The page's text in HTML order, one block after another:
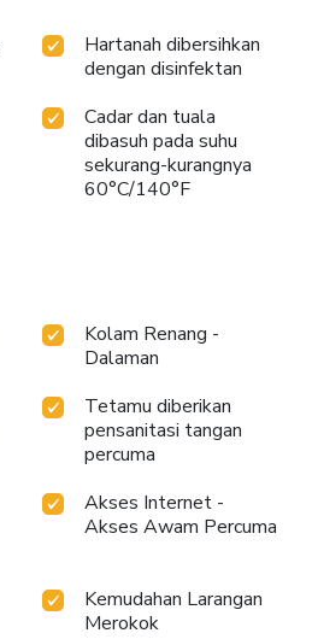
Hartanah dibersihkan
dengan disinfektan
Cadar dan tuala
dibasuh pada suhu
sekurang-kurangnya
60°C/140°F
Kolam Renang -
Dalaman
Tetamu diberikan
pensanitasi tangan
percuma
Akses Internet -
Akses Awam Percuma
Kemudahan Larangan
Merokok